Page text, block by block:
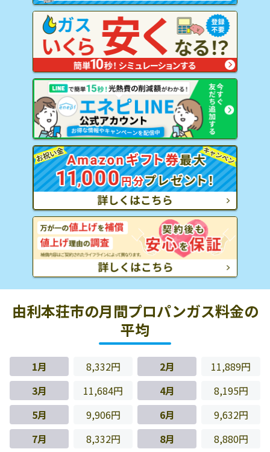
由利本荘市の月間プロパンガス料金の
平均
1月 8,332円 2月
11,889円
3月
11,684円 4月
8,195円
5月
9,906円 6月
9,632円
7月
8,332円 8月
8,880円